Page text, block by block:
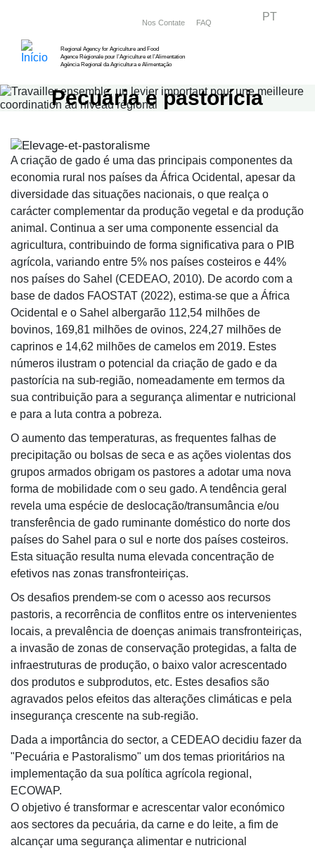
para
o
conteúdo
Regional Agency for Agriculture and Food
Agence Régionale pour l’Agriculture et l’Alimentation
Agência Regional da Agricultura e Alimentação
Menu right
Nos Contate FAQ PT
Pecuária e pastorícia
A criação de gado é uma das principais componentes da
economia rural nos países da África Ocidental, apesar da
diversidade das situações nacionais, o que realça o
carácter complementar da produção vegetal e da produção
animal. Continua a ser uma componente essencial da
agricultura, contribuindo de forma significativa para o PIB
agrícola, variando entre 5% nos países costeiros e 44%
nos países do Sahel (CEDEAO, 2010). De acordo com a
base de dados FAOSTAT (2022), estima-se que a África
Ocidental e o Sahel albergarão 112,54 milhões de
bovinos, 169,81 milhões de ovinos, 224,27 milhões de
caprinos e 14,62 milhões de camelos em 2019. Estes
números ilustram o potencial da criação de gado e da
pastorícia na sub-região, nomeadamente em termos da
sua contribuição para a segurança alimentar e nutricional
e para a luta contra a pobreza.
O aumento das temperaturas, as frequentes falhas de
precipitação ou bolsas de seca e as ações violentas dos
grupos armados obrigam os pastores a adotar uma nova
forma de mobilidade com o seu gado. A tendência geral
revela uma espécie de deslocação/transumância e/ou
transferência de gado ruminante doméstico do norte dos
países do Sahel para o sul e norte dos países costeiros.
Esta situação resulta numa elevada concentração de
efetivos nas zonas transfronteiriças.
Os desafios prendem-se com o acesso aos recursos
pastoris, a recorrência de conflitos entre os intervenientes
locais, a prevalência de doenças animais transfronteiriças,
a invasão de zonas de conservação protegidas, a falta de
infraestruturas de produção, o baixo valor acrescentado
dos produtos e subprodutos, etc. Estes desafios são
agravados pelos efeitos das alterações climáticas e pela
insegurança crescente na sub-região.
Dada a importância do sector, a CEDEAO decidiu fazer da
"Pecuária e Pastoralismo" um dos temas prioritários na
implementação da sua política agrícola regional,
ECOWAP.
O objetivo é transformar e acrescentar valor económico
aos sectores da pecuária, da carne e do leite, a fim de
alcançar uma segurança alimentar e nutricional